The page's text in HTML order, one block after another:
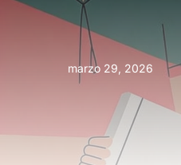
marzo 29, 2026